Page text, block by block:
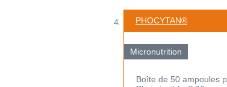
PHOCYTAN®
Micronutrition
Boîte de 50 ampoules